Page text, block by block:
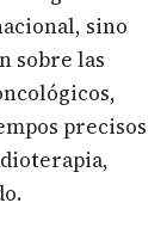
sino
sobre las
precisos